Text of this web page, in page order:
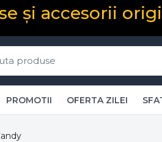
și accesorii
PROMOTII OFERTA ZILEI